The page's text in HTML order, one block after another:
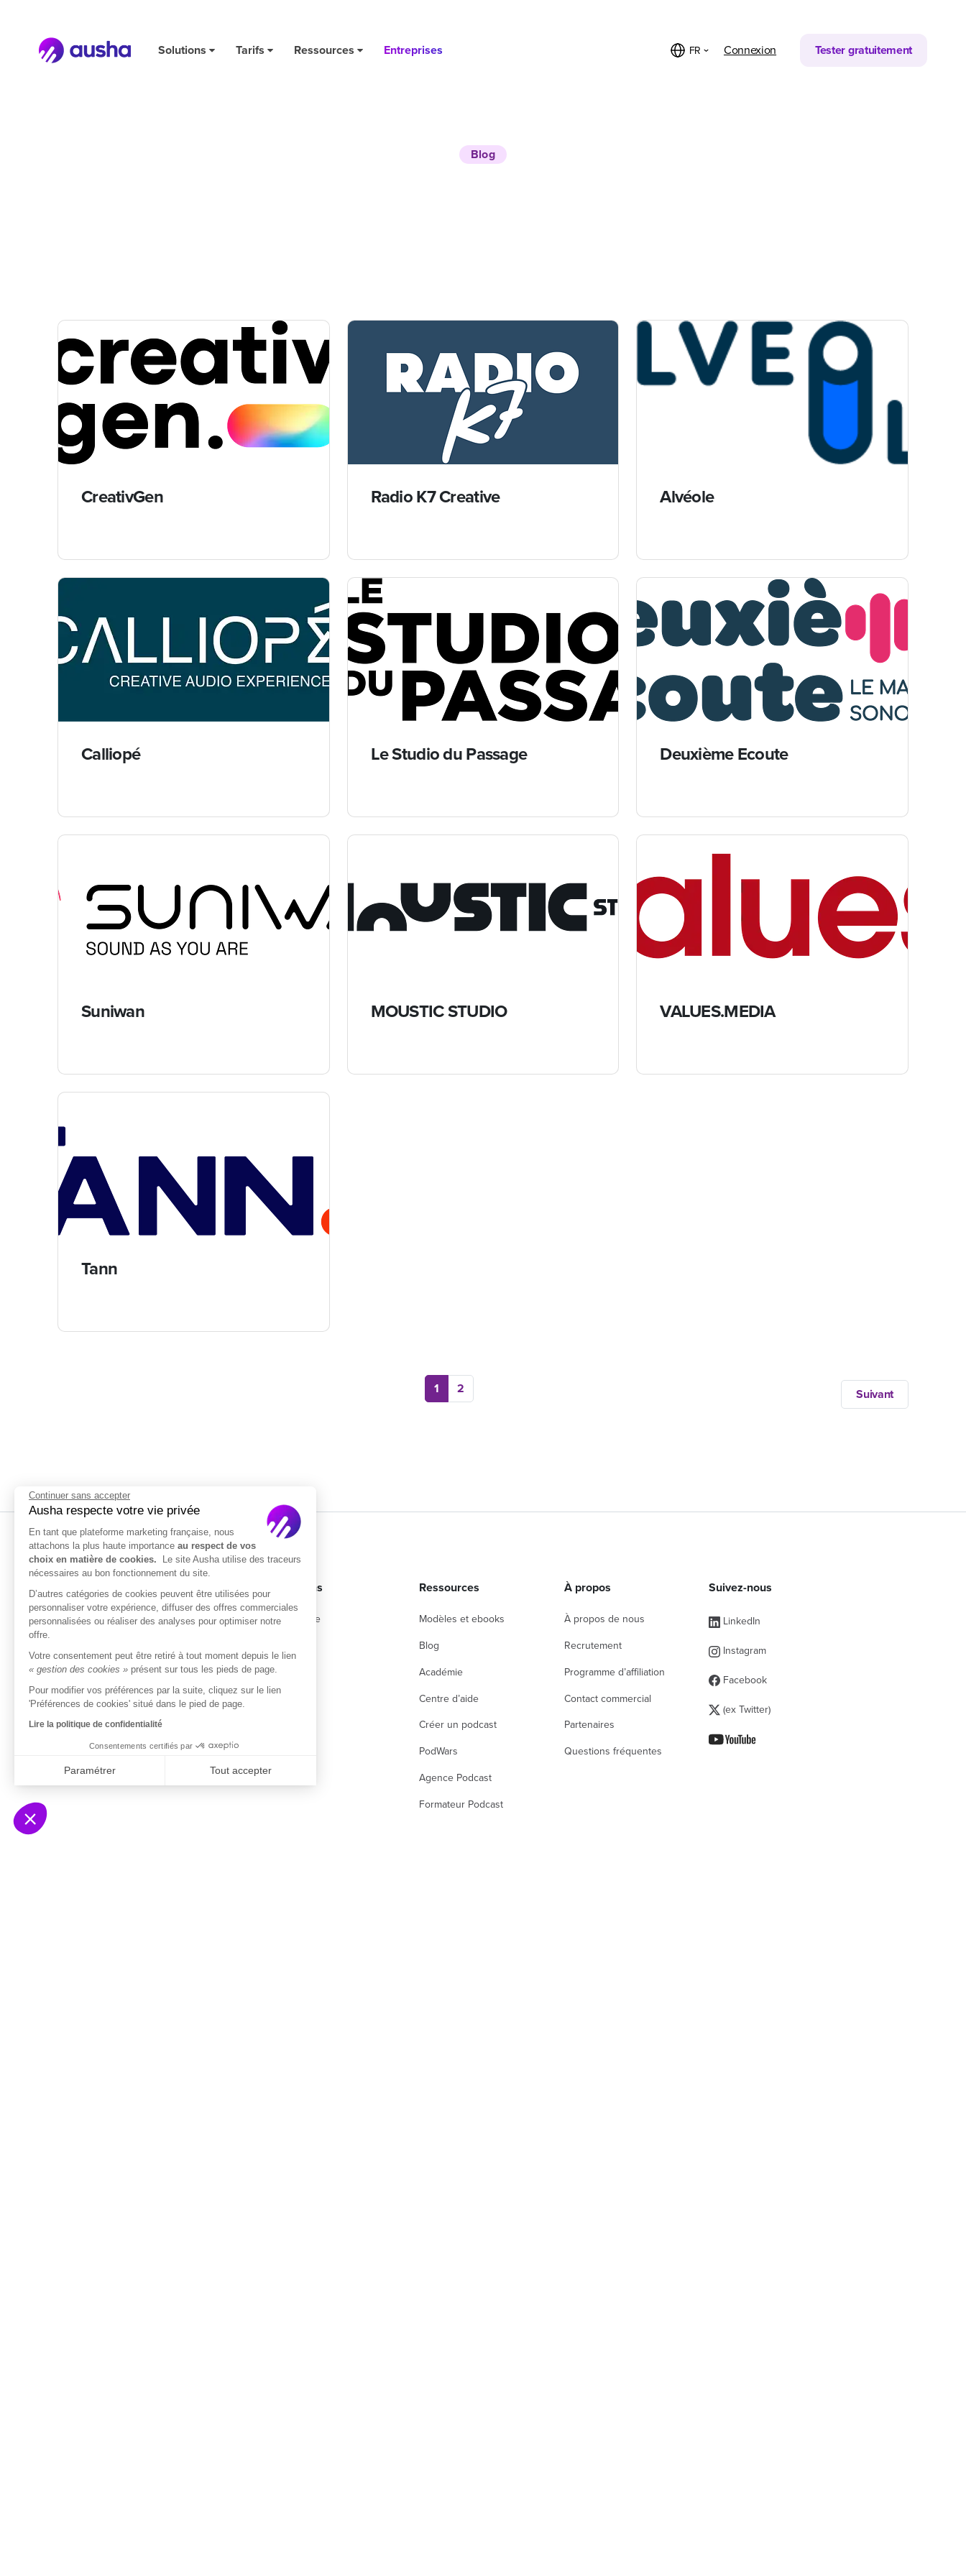
Solutions Tarifs Ressources Entreprises FR Connexion Tester gratuitement
Blog
CreativGen Radio K7 Creative Alvéole
Calliopé Le Studio du Passage Deuxième Ecoute
Suniwan MOUSTIC STUDIO VALUES.MEDIA
Tann
1 2 Suivant
ISO/IEC 27001
Solutions
Entreprise
Ressources
Modèles et ebooks
Blog
Académie
Centre d’aide
Créer un podcast
PodWars
Agence Podcast
Formateur Podcast
À propos
À propos de nous
Recrutement
Programme d’affiliation
Contact commercial
Partenaires
Questions fréquentes
Suivez-nous
LinkedIn
Instagram
Facebook
(ex Twitter)
Continuer sans accepter
Ausha respecte votre vie privée
En tant que plateforme marketing française, nous
attachons la plus haute importance au respect de vos
choix en matière de cookies. Le site Ausha utilise des traceurs
nécessaires au bon fonctionnement du site.
D’autres catégories de cookies peuvent être utilisées pour
personnaliser votre expérience, diffuser des offres commerciales
personnalisées ou réaliser des analyses pour optimiser notre
offre.
Votre consentement peut être retiré à tout moment depuis le lien
« gestion des cookies » présent sur tous les pieds de page.
Pour modifier vos préférences par la suite, cliquez sur le lien
'Préférences de cookies' situé dans le pied de page.
Lire la politique de confidentialité
Consentements certifiés par
Paramétrer Tout accepter
Notre plateforme vous permet d'adapter et de gérer vos paramètres de confidentialité, en garantissant la conformité avec les réglementations.